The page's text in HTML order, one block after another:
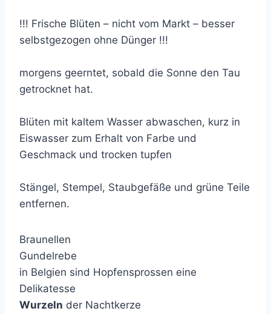
!!! Frische Blüten – nicht vom Markt – besser
selbstgezogen ohne Dünger !!!
morgens geerntet, sobald die Sonne den Tau
getrocknet hat.
Blüten mit kaltem Wasser abwaschen, kurz in
Eiswasser zum Erhalt von Farbe und
Geschmack und trocken tupfen
Stängel, Stempel, Staubgefäße und grüne Teile
entfernen.
Braunellen
Gundelrebe
in Belgien sind Hopfensprossen eine
Delikatesse
Wurzeln der Nachtkerze